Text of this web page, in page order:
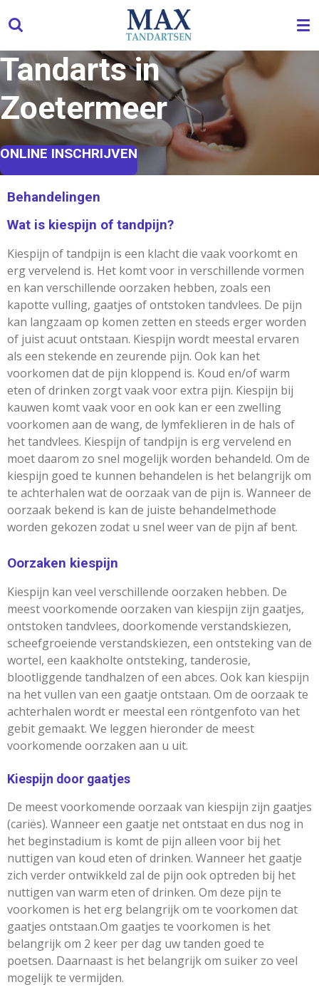
direct
naar
de
hoofdinhoud
Tandarts in
Zoetermeer
ONLINE INSCHRIJVEN
Behandelingen
Wat is kiespijn of tandpijn?
Kiespijn of tandpijn is een klacht die vaak voorkomt en
erg vervelend is. Het komt voor in verschillende vormen
en kan verschillende oorzaken hebben, zoals een
kapotte vulling, gaatjes of ontstoken tandvlees. De pijn
kan langzaam op komen zetten en steeds erger worden
of juist acuut ontstaan. Kiespijn wordt meestal ervaren
als een stekende en zeurende pijn. Ook kan het
voorkomen dat de pijn kloppend is. Koud en/of warm
eten of drinken zorgt vaak voor extra pijn. Kiespijn bij
kauwen komt vaak voor en ook kan er een zwelling
voorkomen aan de wang, de lymfeklieren in de hals of
het tandvlees. Kiespijn of tandpijn is erg vervelend en
moet daarom zo snel mogelijk worden behandeld. Om de
kiespijn goed te kunnen behandelen is het belangrijk om
te achterhalen wat de oorzaak van de pijn is. Wanneer de
oorzaak bekend is kan de juiste behandelmethode
worden gekozen zodat u snel weer van de pijn af bent.
Oorzaken kiespijn
Kiespijn kan veel verschillende oorzaken hebben. De
meest voorkomende oorzaken van kiespijn zijn gaatjes,
ontstoken tandvlees, doorkomende verstandskiezen,
scheefgroeiende verstandskiezen, een ontsteking van de
wortel, een kaakholte ontsteking, tanderosie,
blootliggende tandhalzen of een abces. Ook kan kiespijn
na het vullen van een gaatje ontstaan. Om de oorzaak te
achterhalen wordt er meestal een röntgenfoto van het
gebit gemaakt. We leggen hieronder de meest
voorkomende oorzaken aan u uit.
Kiespijn door gaatjes
De meest voorkomende oorzaak van kiespijn zijn gaatjes
(cariës). Wanneer een gaatje net ontstaat en dus nog in
het beginstadium is komt de pijn alleen voor bij het
nuttigen van koud eten of drinken. Wanneer het gaatje
zich verder ontwikkeld zal de pijn ook optreden bij het
nuttigen van warm eten of drinken. Om deze pijn te
voorkomen is het erg belangrijk om te voorkomen dat
gaatjes ontstaan.Om gaatjes te voorkomen is het
belangrijk om 2 keer per dag uw tanden goed te
poetsen. Daarnaast is het belangrijk om suiker zo veel
mogelijk te vermijden.